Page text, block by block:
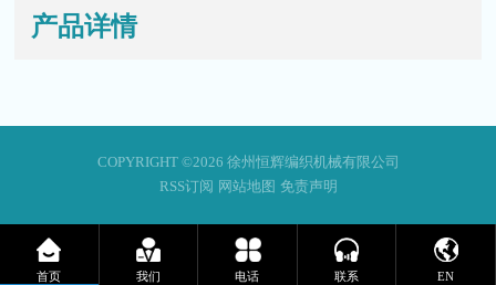
产品详情
COPYRIGHT ©2026 徐州恒辉编织机械有限公司
RSS订阅 网站地图 免责声明
首页 我们 电话 联系 EN